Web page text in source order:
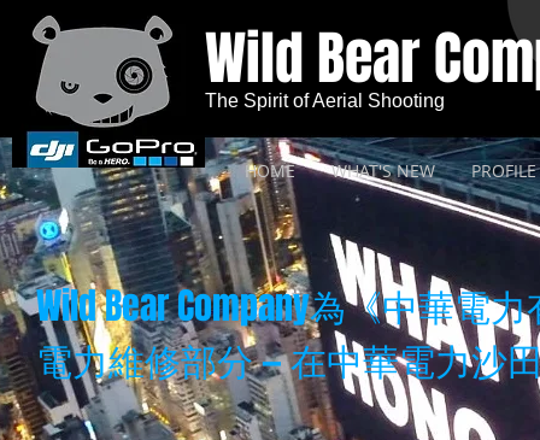
HOME WHAT'S NEW PROFILE
Wild Bear
The Spirit of Aerial Shooting
Wild Bear Company為《中華電
電力維修部分 — 在中華電力沙